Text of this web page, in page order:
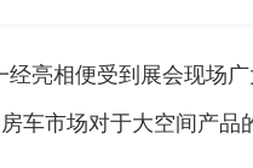
亮相便受到展会现场
车市场对于大空间产